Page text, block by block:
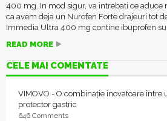
400 mg. In mod sigur, va intrebati ce aduce
ca avem deja un Nurofen Forte drajeuri tot
Immedia Ultra 400 mg contine ibuprofen
READ MORE
CELE MAI COMENTATE
VIMOVO - O combinație inovatoare între
protector gastric
646 Comments